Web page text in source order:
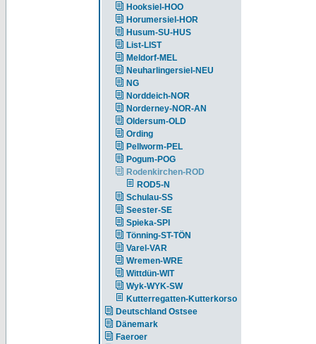
Hooksiel-HOO
Horumersiel-HOR
Husum-SU-HUS
List-LIST
Meldorf-MEL
Neuharlingersiel-NEU
NG
Norddeich-NOR
Norderney-NOR-AN
Oldersum-OLD
Ording
Pellworm-PEL
Pogum-POG
Rodenkirchen-ROD
ROD5-N
Schulau-SS
Seester-SE
Spieka-SPI
Tönning-ST-TÖN
Varel-VAR
Wremen-WRE
Wittdün-WIT
Wyk-WYK-SW
Kutterregatten-Kutterkorso
Deutschland Ostsee
Dänemark
Faeroer